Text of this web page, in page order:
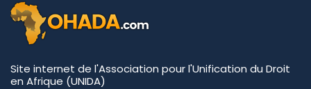
Site internet de l'Association pour l'Unification du Droit
en Afrique (UNIDA)